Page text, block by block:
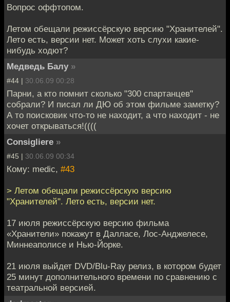
Вопрос оффтопом.
Летом обещали режиссёрскую версию "Хранителей".
Лето есть, версии нет. Может хоть слухи какие-
нибудь ходют?
Медведь Балу »
#44 | 30.06.09 00:28
Парни, а кто помнит сколько "300 спартанцев"
собрали? И писал ли ДЮ об этом фильме заметку?
А то поисковик что-то не находит, а что находит - не
хочет открываться!((((
Consigliere »
#45 | 30.06.09 00:34
Кому: medic, #43
> Летом обещали режиссёрскую версию
"Хранителей". Лето есть, версии нет.
17 июля режиссёрскую версию фильма
«Хранители» покажут в Далласе, Лос-Анджелесе,
Миннеаполисе и Нью-Йорке.
21 июля выйдет DVD/Blu-Ray релиз, в котором будет
25 минут дополнительного времени по сравнению с
театральной версией.